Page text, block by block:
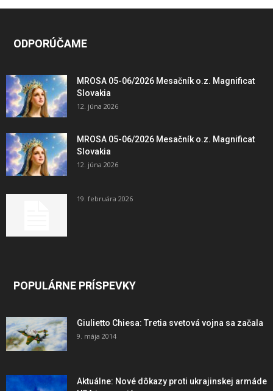
ODPORÚČAME
MROSA 05-06/2026 Mesačník o.z. Magnificat
Slovakia
12. júna 2026
MROSA 05-06/2026 Mesačník o.z. Magnificat
Slovakia
12. júna 2026
19. februára 2026
POPULÁRNE PRÍSPEVKY
Giulietto Chiesa: Tretia svetová vojna sa začala
9. mája 2014
Aktuálne: Nové dôkazy proti ukrajinskej armáde